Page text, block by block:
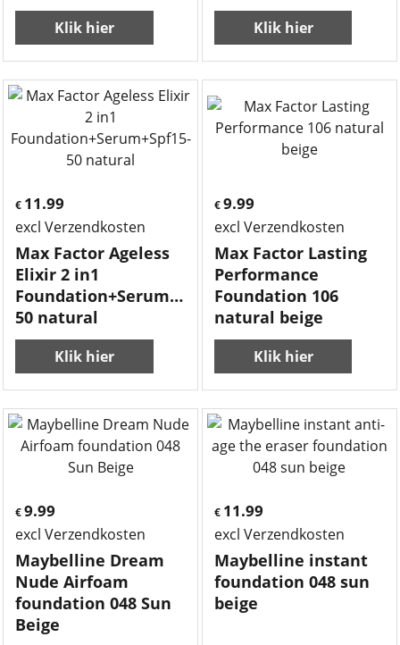
Klik hier Klik hier
€ 11.99
excl Verzendkosten
Max Factor Ageless
Elixir 2 in1
Foundation+Serum+Spf15-
50 natural
Klik hier
€9.99
excl Verzendkosten
Max Factor Lasting
Performance
Foundation 106
natural beige
Klik hier
€ 9.99
excl Verzendkosten
Maybelline Dream
Nude Airfoam
foundation 048 Sun
Beige
€ 11.99
excl Verzendkosten
Maybelline instant
foundation 048 sun
beige